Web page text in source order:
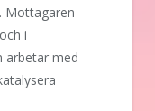
Mottagaren
i
arbetar med